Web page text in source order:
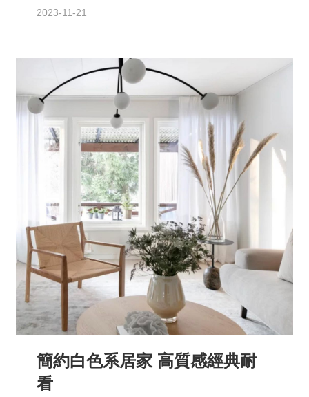
限的情況下，如何巧妙裝潢呢？以下是有關玄關設
2023-11-21
簡約白色系居家 高質感經典耐
看